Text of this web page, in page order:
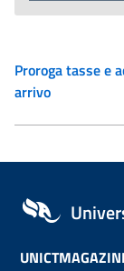
Proroga tasse e
arrivo